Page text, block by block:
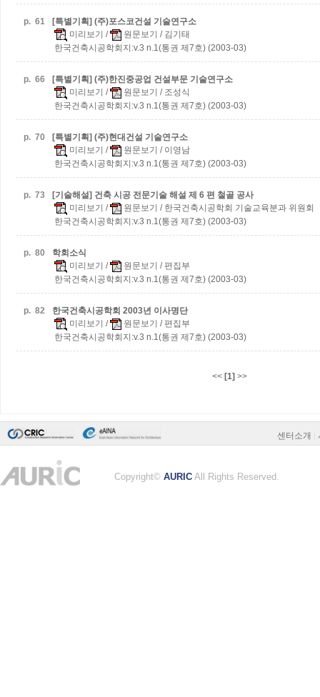
p. 61
[특별기획] (주)포스코건설 기술연구소
미리보기 / 원문보기 / 김기태
한국건축시공학회지:v.3 n.1(통권 제7호) (2003-03)
p. 66
[특별기획] (주)한진중공업 건설부문 기술연구소
미리보기 / 원문보기 / 조성식
한국건축시공학회지:v.3 n.1(통권 제7호) (2003-03)
p. 70
[특별기획] (주)현대건설 기술연구소
미리보기 / 원문보기 / 이영남
한국건축시공학회지:v.3 n.1(통권 제7호) (2003-03)
p. 73 [기술해설] 건축 시공 전문기술 해설 제 6 편 철골 공사
미리보기 / 원문보기 / 한국건축시공학회 기술교육분과 위원회
한국건축시공학회지:v.3 n.1(통권 제7호) (2003-03)
p. 80
학회소식
미리보기 / 원문보기 / 편집부
한국건축시공학회지:v.3 n.1(통권 제7호) (2003-03)
p. 82
한국건축시공학회 2003년 이사명단
미리보기 / 원문보기 / 편집부
한국건축시공학회지:v.3 n.1(통권 제7호) (2003-03)
<< [1] >>
센터소개
Copyright© AURIC All Rights Reserved.